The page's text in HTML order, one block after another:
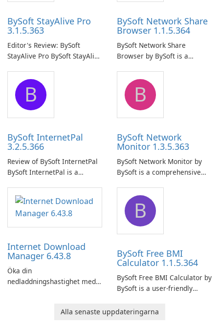
BySoft StayAlive Pro
3.1.5.363
Editor's Review: BySoft
StayAlive Pro BySoft StayAlive
application designed to
ensure the continuous and
uninterrupted operation of
your computer system.
BySoft Network Share
Browser 1.1.5.364
BySoft Network Share
Browser by BySoft is a
application that allows users
to easily browse and manage
shared folders on their
network.
B
BySoft InternetPal
3.2.5.366
Review of BySoft InternetPal
BySoft InternetPal is a
application designed to
monitor your internet
connection and provide real-
time insights into its
B
BySoft Network
Monitor 1.3.5.363
BySoft Network Monitor by
BySoft is a comprehensive
designed to help businesses
effectively manage their
network infrastructure.
Internet Download
Manager 6.43.8
Öka din
nedladdningshastighet med
B
BySoft Free BMI
Calculator 1.1.5.364
BySoft Free BMI Calculator by
BySoft is a user-friendly
designed to help you
Alla senaste uppdateringarna